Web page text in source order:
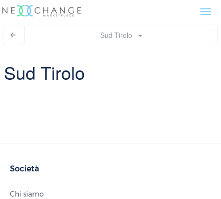
Sud Tirolo
Sud Tirolo
Società
Chi siamo